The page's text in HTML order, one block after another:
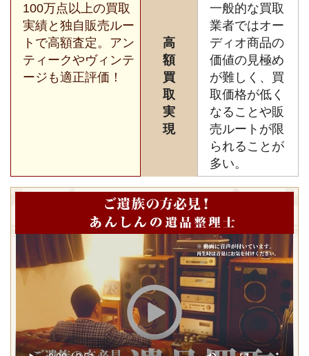
100万点以上の買取
実績と独自販売ルー
トで高額査定。アン
ティークやヴィンテ
ージも適正評価！
高
額
買
取
実
現
一般的な買取
業者ではオー
ディオ商品の
価値の見極め
が難しく、買
取価格が低く
なることや販
売ルートが限
られることが
多い。